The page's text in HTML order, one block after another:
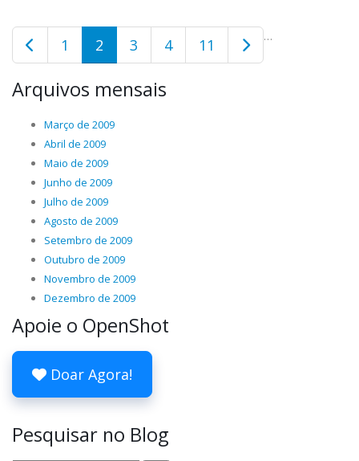
1 2 3 4 …
11
Arquivos mensais
Março de 2009
Abril de 2009
Maio de 2009
Junho de 2009
Julho de 2009
Agosto de 2009
Setembro de 2009
Outubro de 2009
Novembro de 2009
Dezembro de 2009
Apoie o OpenShot
Doar Agora!
Pesquisar no Blog